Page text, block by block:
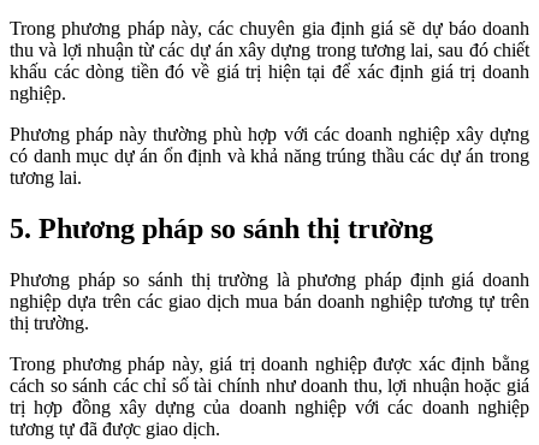
Trong phương pháp này, các chuyên gia định giá sẽ dự báo doanh
thu và lợi nhuận từ các dự án xây dựng trong tương lai, sau đó chiết
khấu các dòng tiền đó về giá trị hiện tại để xác định giá trị doanh
nghiệp.
Phương pháp này thường phù hợp với các doanh nghiệp xây dựng
có danh mục dự án ổn định và khả năng trúng thầu các dự án trong
tương lai.
5. Phương pháp so sánh thị trường
Phương pháp so sánh thị trường là phương pháp định giá doanh
nghiệp dựa trên các giao dịch mua bán doanh nghiệp tương tự trên
thị trường.
Trong phương pháp này, giá trị doanh nghiệp được xác định bằng
cách so sánh các chỉ số tài chính như doanh thu, lợi nhuận hoặc giá
trị hợp đồng xây dựng của doanh nghiệp với các doanh nghiệp
tương tự đã được giao dịch.